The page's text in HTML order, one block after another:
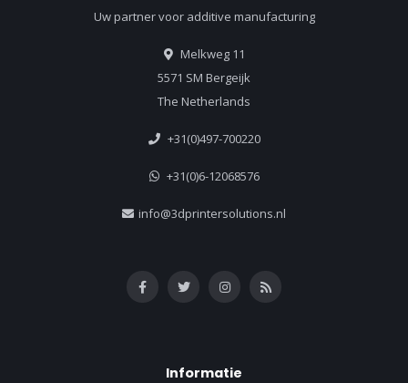
Uw partner voor additive manufacturing
Melkweg 11
5571 SM Bergeijk
The Netherlands
+31(0)497-700220
+31(0)6-12068576
info@3dprintersolutions.nl
Informatie